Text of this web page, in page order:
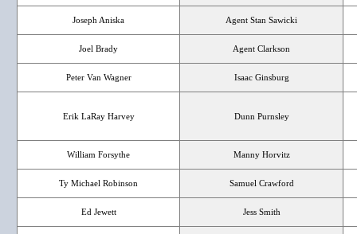
Joseph Aniska Agent Stan Sawicki
Joel Brady Agent Clarkson
Peter Van Wagner Isaac Ginsburg
Erik LaRay Harvey Dunn Purnsley
William Forsythe Manny Horvitz
Ty Michael Robinson Samuel Crawford
Ed Jewett Jess Smith